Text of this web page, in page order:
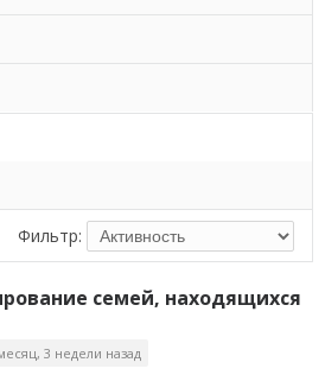
Фильтр:
семей, находящихся
3 недели назад